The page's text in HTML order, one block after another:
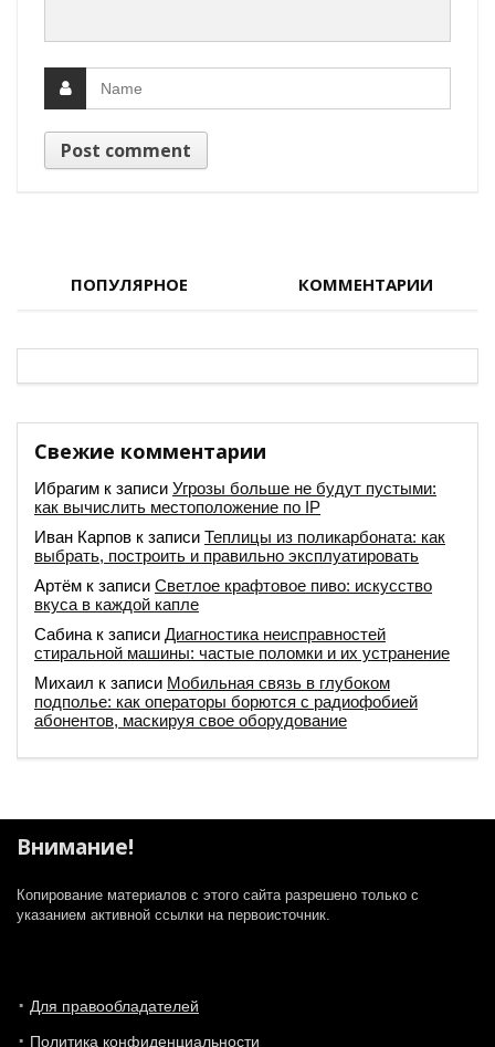
ПОПУЛЯРНОЕ КОММЕНТАРИИ
Свежие комментарии
Ибрагим к записи Угрозы больше не будут пустыми:
как вычислить местоположение по IP
Иван Карпов к записи Теплицы из поликарбоната: как
выбрать, построить и правильно эксплуатировать
Артём к записи Светлое крафтовое пиво: искусство
вкуса в каждой капле
Сабинак записи Диагностика неисправностей
стиральной машины: частые поломки и их устранение
Михаил к записи Мобильная связь в глубоком
подполье: как операторы борются с радиофобией
абонентов, маскируя свое оборудование
Внимание!
Копирование материалов с этого сайта разрешено только с
указанием активной ссылки на первоисточник.
Для правообладателей
Политика конфиденциальности